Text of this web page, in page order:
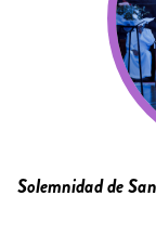
Solemnidad de